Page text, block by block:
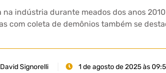
indústria durante meados dos anos
com coleta de demônios também se
Signorelli 1 de agosto de 2025 às